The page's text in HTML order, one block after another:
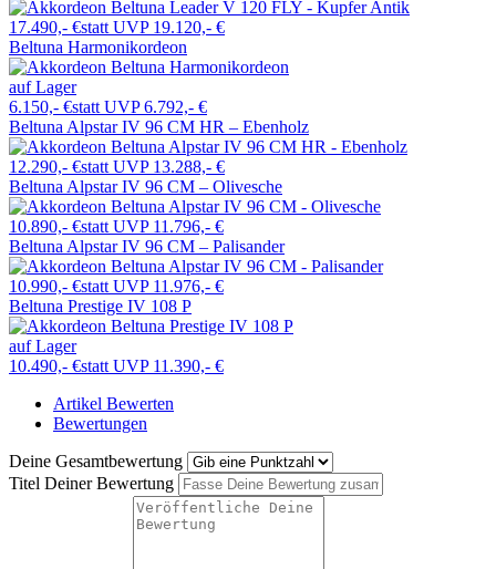
17.490,- €statt UVP 19.120,- €
Beltuna Harmonikordeon
auf Lager
6.150,- €statt UVP 6.792,- €
Beltuna Alpstar IV 96 CM HR – Ebenholz
12.290,- €statt UVP 13.288,- €
Beltuna Alpstar IV 96 CM – Olivesche
10.890,- €statt UVP 11.796,- €
Beltuna Alpstar IV 96 CM – Palisander
10.990,- €statt UVP 11.976,- €
Beltuna Prestige IV 108 P
auf Lager
10.490,- €statt UVP 11.390,- €
Artikel Bewerten
Bewertungen
Deine Gesamtbewertung
Titel Deiner Bewertung